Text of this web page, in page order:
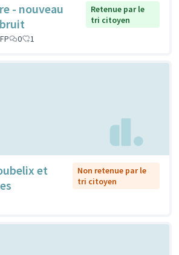
- nouveau
Retenue par le
tri citoyen
0 1
et
Non retenue par le
tri citoyen